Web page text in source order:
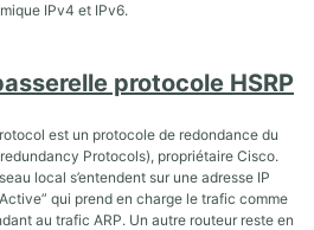
IPv4 et IPv6.
protocole HSRP
est un protocole de redondance du
Protocols), propriétaire Cisco.
local s’entendent sur une adresse IP
qui prend en charge le trafic comme
au trafic ARP. Un autre routeur reste en